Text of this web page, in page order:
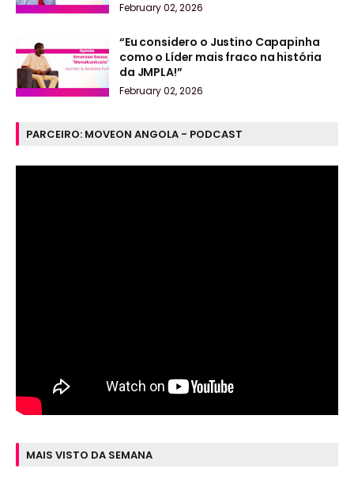
February 02, 2026
“Eu considero o Justino Capapinha
como o Líder mais fraco na história
da JMPLA!”
February 02, 2026
PARCEIRO: MOVEON ANGOLA - PODCAST
MAIS VISTO DA SEMANA